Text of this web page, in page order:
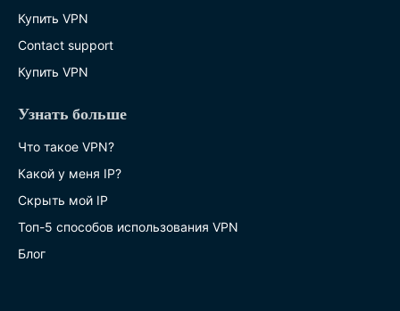
Купить VPN
Contact support
Купить VPN
Узнать больше
Что такое VPN?
Какой у меня IP?
Скрыть мой IP
Топ-5 способов использования VPN
Блог